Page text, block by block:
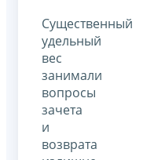
Существенный
удельный
вес
занимали
вопросы
зачета
и
возврата